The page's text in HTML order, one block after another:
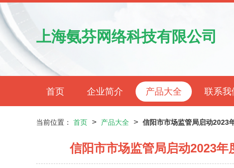
上海氨芬网络科技有限公司
首页 企业简介 产品大全 联系我
当前位置： 首页 > 产品大全 > 信阳市市场监管局启动2023
信阳市市场监管局启动2023